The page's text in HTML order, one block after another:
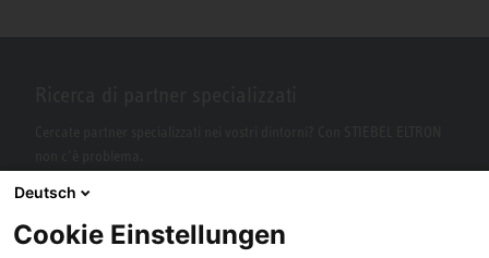
Deutsch
Cookie Einstellungen